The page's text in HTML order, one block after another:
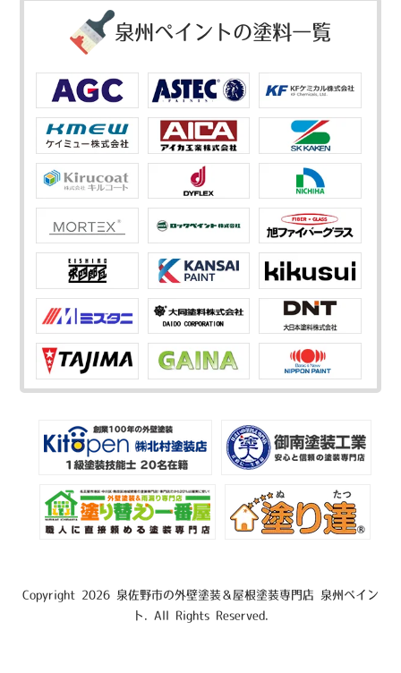
泉州ペイントの塗料一覧
Copyright 2026 泉佐野市の外壁塗装＆屋根塗装専門店 泉州ペイン
ト. All Rights Reserved.